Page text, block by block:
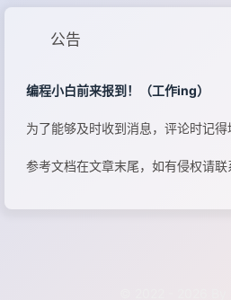
公告
编程小白前来报到！（工作ing）
为了能够及时收到消息，评论时记
参考文档在文章末尾，如有侵权请联